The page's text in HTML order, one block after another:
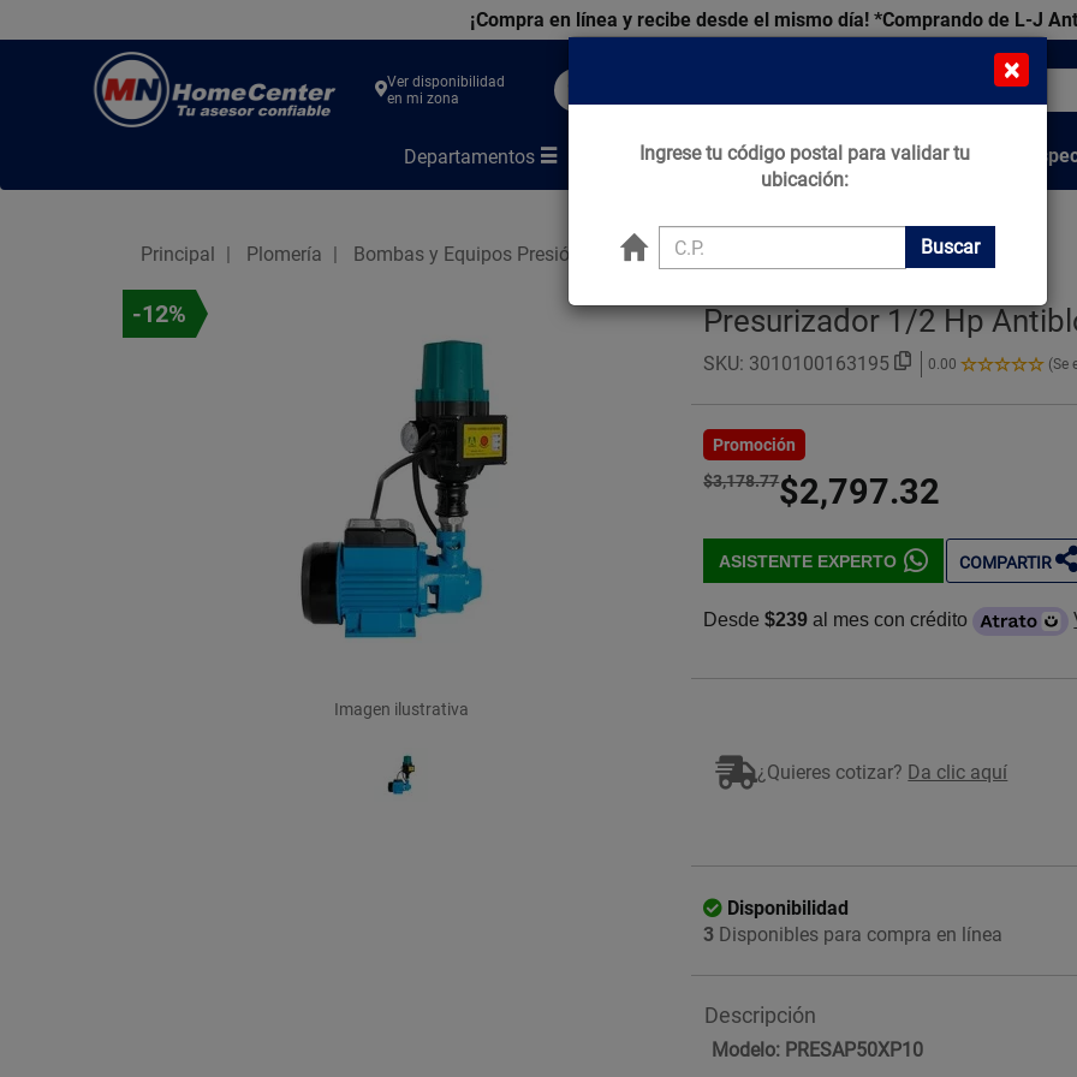
¡Compra en línea y recibe desde el mismo día! *Comprando de L-J
Center
Ver disponibilidad
en mi zona
Departamentos Marcas Tips que Construyen Venta
Principal Plomería Bombas y Equipos Presión de Agua Presurizador 1/2 Hp
-12%
Imagen ilustrativa
Presurizador 1/2 Hp
SKU: 3010100163195 0.00
0.00
(Se
Promoción
$3,178.77$2,797.32
ASISTENTE EXPERTO COMPARTIR
Desde$239 al mes con crédito
¿Quieres cotizar? Da clic aquí
Disponibilidad
3 Disponibles para compra en línea
Descripción
Modelo: PRESAP50XP10
×
Ingrese tu código postal para validar tu
ubicación:
Buscar